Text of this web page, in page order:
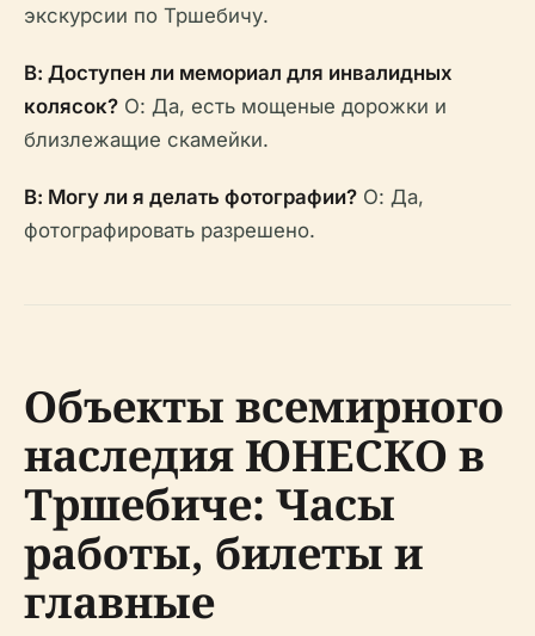
экскурсии по Тршебичу.
В: Доступен ли мемориал для инвалидных
колясок? О: Да, есть мощеные дорожки и
близлежащие скамейки.
В: Могу ли я делать фотографии? О: Да,
фотографировать разрешено.
Объекты всемирного
наследия ЮНЕСКО в
Тршебиче: Часы
работы, билеты и
главные